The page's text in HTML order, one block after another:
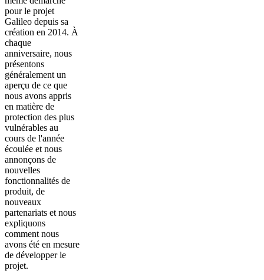
pour le projet
Galileo depuis sa
création en 2014. À
chaque
anniversaire, nous
présentons
généralement un
aperçu de ce que
nous avons appris
en matière de
protection des plus
vulnérables au
cours de l'année
écoulée et nous
annonçons de
nouvelles
fonctionnalités de
produit, de
nouveaux
partenariats et nous
expliquons
comment nous
avons été en mesure
de développer le
projet.